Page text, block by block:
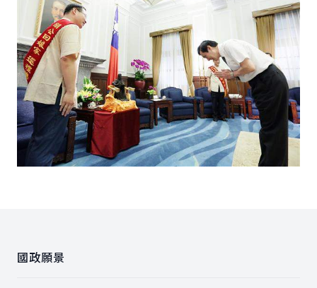
國政願景